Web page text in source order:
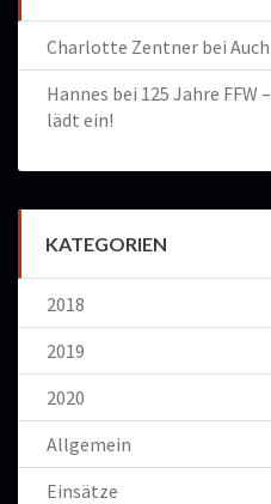
Charlotte Zentner bei
Hannes bei 125 Jahre FFW
lädt ein!
KATEGORIEN
2018
2019
2020
Allgemein
Einsätze